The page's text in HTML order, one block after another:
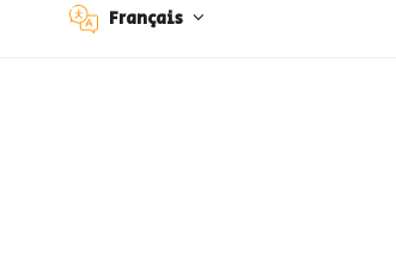
Français